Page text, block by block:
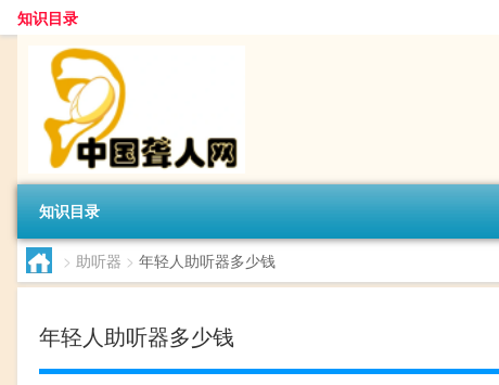
知识目录
知识目录
> 助听器 > 年轻人助听器多少钱
年轻人助听器多少钱